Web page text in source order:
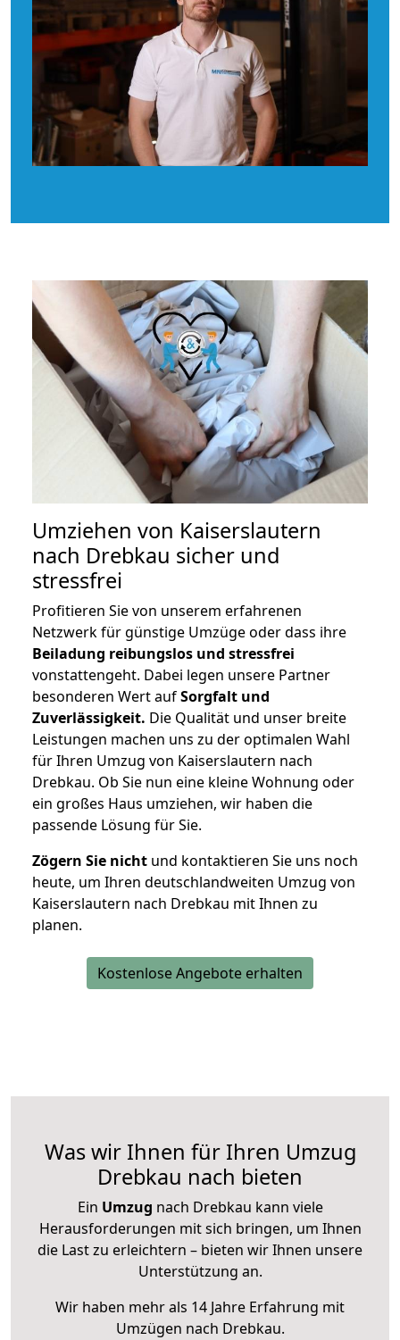
Umziehen von Kaiserslautern
nach Drebkau sicher und
stressfrei
Profitieren Sie von unserem erfahrenen
Netzwerk für günstige Umzüge oder dass ihre
Beiladung reibungslos und stressfrei
vonstattengeht. Dabei legen unsere Partner
besonderen Wert aufSorgfalt und
Zuverlässigkeit. Die Qualität und unser breite
Leistungen machen uns zu der optimalen Wahl
für Ihren Umzug von Kaiserslautern nach
Drebkau. Ob Sie nun eine kleine Wohnung oder
ein großes Haus umziehen, wir haben die
passende Lösung für Sie.
Zögern Sie nicht und kontaktieren Sie uns noch
heute, um Ihren deutschlandweiten Umzug von
Kaiserslautern nach Drebkau mit Ihnen zu
planen.
Kostenlose Angebote erhalten
Was wir Ihnen für Ihren Umzug
Drebkau nach bieten
Ein Umzug nach Drebkau kann viele
Herausforderungen mit sich bringen, um Ihnen
die Last zu erleichtern – bieten wir Ihnen unsere
Unterstützung an.
Wir haben mehr als 14 Jahre Erfahrung mit
Umzügen nach Drebkau.